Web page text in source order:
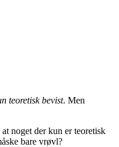
teoretisk bevist. Men
noget der kun er teoretisk
bare vrøvl?